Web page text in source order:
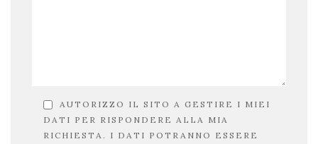
AUTORIZZO IL SITO A GESTIRE I MIEI
DATI PER RISPONDERE ALLA MIA
RICHIESTA. I DATI POTRANNO ESSERE